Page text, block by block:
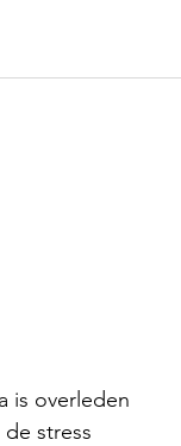
is overleden
stress